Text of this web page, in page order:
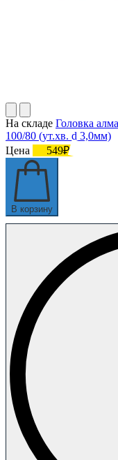
На складе Головка
100/80 (ут.хв. d 3,0мм)
Цена
549₽
В корзину